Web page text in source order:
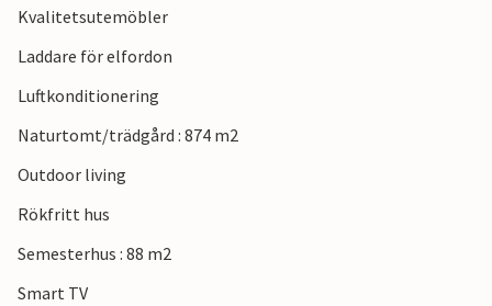
stadskärnan i Haderslev med sin imponerande domkyrka.
Ta en tur till Aabenraa, promenera genom den långa
ytterdörrarna i denna stad på södra Jylland.
Kvalitetsutemöbler
Laddare för elfordon
Luftkonditionering
Naturtomt/trädgård : 874 m2
Outdoor living
Rökfritt hus
Semesterhus : 88 m2
Smart TV